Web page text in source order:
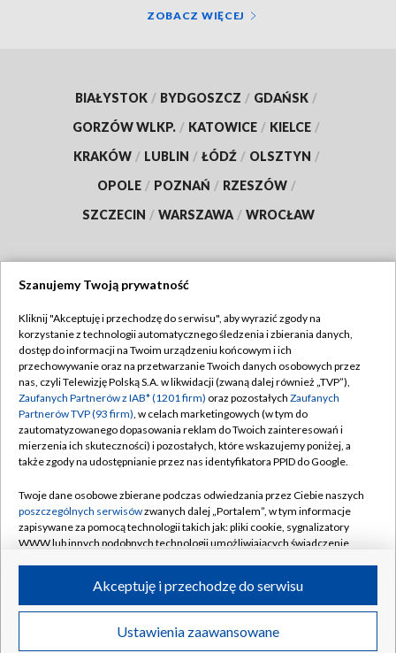
ZOBACZ WIĘCEJ
BIAŁYSTOK / BYDGOSZCZ / GDAŃSK /
GORZÓW WLKP. / KATOWICE / KIELCE /
KRAKÓW / LUBLIN / ŁÓDŹ / OLSZTYN /
OPOLE / POZNAŃ / RZESZÓW /
SZCZECIN / WARSZAWA / WROCŁAW
TVP
Abonament TVP
Emisja w TVP
Centrum informacji TVP
Naziemna Telewizja Cyfrowa
Rada Programowa
System NOS
Informacje o nadawcy
Program dla prasy
Regulamin TVP
Polityka prywatności
Moje zgody
Pomoc
Kontakt
Kanały
©2026 Telewizja Polska S.A. w likwidacji
Szanujemy Twoją prywatność
Kliknij "Akceptuję i przechodzę do serwisu", aby wyrazić zgody na
korzystanie z technologii automatycznego śledzenia i zbierania danych,
dostęp do informacji na Twoim urządzeniu końcowym i ich
przechowywanie oraz na przetwarzanie Twoich danych osobowych przez
nas, czyli Telewizję Polską S.A. w likwidacji (zwaną dalej również „TVP”),
Zaufanych Partnerów z IAB* (1201 firm) oraz pozostałych Zaufanych
Partnerów TVP (93 firm), w celach marketingowych (w tym do
zautomatyzowanego dopasowania reklam do Twoich zainteresowań i
mierzenia ich skuteczności) i pozostałych, które wskazujemy poniżej, a
także zgody na udostępnianie przez nas identyfikatora PPID do Google.
Twoje dane osobowe zbierane podczas odwiedzania przez Ciebie naszych
poszczególnych serwisówzwanych dalej „Portalem”, w tym informacje
zapisywane za pomocą technologii takich jak: pliki cookie, sygnalizatory
WWW lub innych podobnych technologii umożliwiających świadczenie
ruchu w Internecie.
Twoje dane osobowe zbierane podczas odwiedzania przez Ciebie
poszczególnych serwisówna Portalu, takie jak adresy IP, identyfikatory
Ustawienia zaawansowane
Akceptuję i przechodzę do serwisu